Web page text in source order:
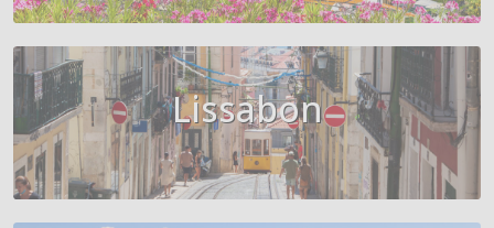
Lissabon